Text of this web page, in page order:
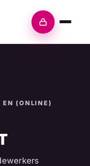
Inloggen
EN (ONLINE)